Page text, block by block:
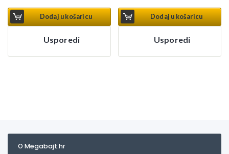
Dodaj u košaricu
Usporedi
Dodaj u košaricu
Usporedi
O Megabajt.hr